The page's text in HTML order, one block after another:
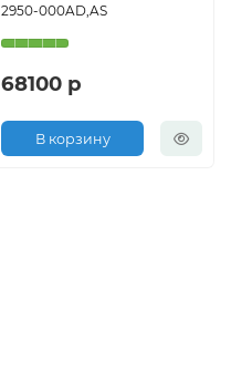
2950-000AD,AS
68100 р
В корзину